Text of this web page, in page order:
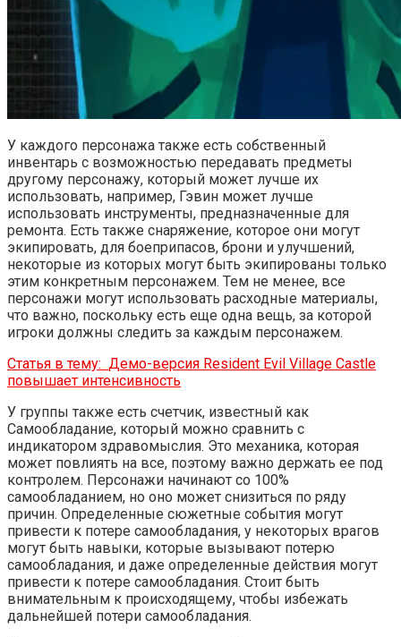
У каждого персонажа также есть собственный
инвентарь с возможностью передавать предметы
другому персонажу, который может лучше их
использовать, например, Гэвин может лучше
использовать инструменты, предназначенные для
ремонта. Есть также снаряжение, которое они могут
экипировать, для боеприпасов, брони и улучшений,
некоторые из которых могут быть экипированы только
этим конкретным персонажем. Тем не менее, все
персонажи могут использовать расходные материалы,
что важно, поскольку есть еще одна вещь, за которой
игроки должны следить за каждым персонажем.
Статья в тему: Демо-версия Resident Evil Village Castle
повышает интенсивность
У группы также есть счетчик, известный как
Самообладание, который можно сравнить с
индикатором здравомыслия. Это механика, которая
может повлиять на все, поэтому важно держать ее под
контролем. Персонажи начинают со 100%
самообладанием, но оно может снизиться по ряду
причин. Определенные сюжетные события могут
привести к потере самообладания, у некоторых врагов
могут быть навыки, которые вызывают потерю
самообладания, и даже определенные действия могут
привести к потере самообладания. Стоит быть
внимательным к происходящему, чтобы избежать
дальнейшей потери самообладания.